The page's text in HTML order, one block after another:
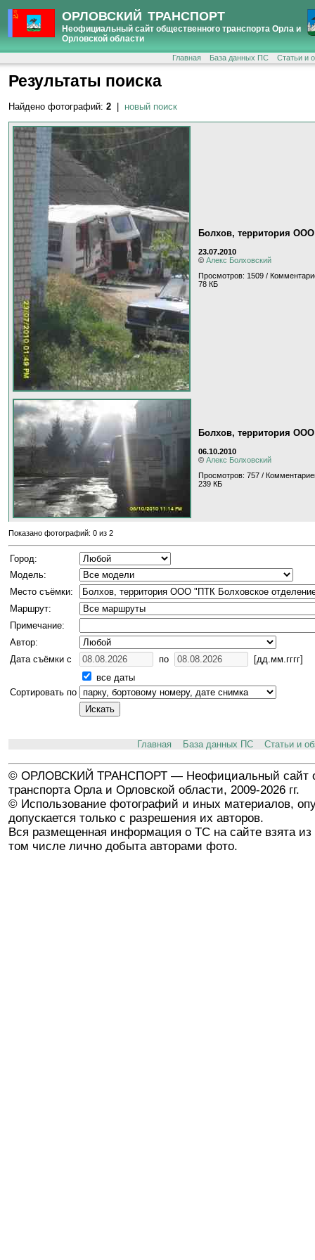
ОРЛОВСКИЙ ТРАНСПОРТ
Неофициальный сайт общественного транспорта Орла и
Орловской области
Главная База данных ПС Статьи и
Результаты поиска
Найдено фотографий: 2 новый поиск
Болхов, территория
23.07.2010
© Алекс Болховский
Просмотров: 1509 /
78 КБ
Болхов, территория
06.10.2010
© Алекс Болховский
Просмотров: 757 /
239 КБ
Показано фотографий: 0 из 2
Город:
Модель:
Место съёмки:
Маршрут:
Примечание:
Автор:
Дата съёмки с
по
[дд.мм.гггг]
все даты
Сортировать по
Главная База данных ПС Статьи и
© ОРЛОВСКИЙ ТРАНСПОРТ — Неофициальный сайт
транспорта Орла и Орловской области, 2009-2026 гг.
© Использование фотографий и иных материалов,
допускается только с разрешения их авторов.
Вся размещенная информация о ТС на сайте взята из
том числе лично добыта авторами фото.